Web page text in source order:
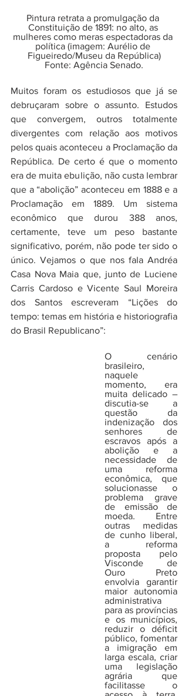
Pintura retrata a promulgação da
Constituição de 1891: no alto, as
mulheres como meras espectadoras da
política (imagem: Aurélio de
Figueiredo/Museu da República)
Fonte: Agência Senado.
Muitos foram os estudiosos que já se
debruçaram sobre o assunto. Estudos
que convergem, outros totalmente
divergentes com relação aos motivos
pelos quais aconteceu a Proclamação da
República. De certo é que o momento
era de muita ebulição, não custa lembrar
que a “abolição” aconteceu em 1888 e a
Proclamação em 1889. Um sistema
econômico que durou 388 anos,
certamente, teve um peso bastante
significativo, porém, não pode ter sido o
único. Vejamos o que nos fala Andréa
Casa Nova Maia que, junto de Luciene
Carris Cardoso e Vicente Saul Moreira
dos Santos escreveram “Lições do
tempo: temas em história e historiografia
do Brasil Republicano”:
O cenário
brasileiro,
naquele
momento, era
muita delicado –
discutia-se a
questão da
indenização dos
senhores de
escravos após a
abolição e a
necessidade de
uma reforma
econômica, que
solucionasse o
problema grave
de emissão de
moeda. Entre
outras medidas
de cunho liberal,
a reforma
proposta pelo
Visconde de
Ouro Preto
envolvia garantir
maior autonomia
administrativa
para as províncias
e os municípios,
reduzir o déficit
público, fomentar
a imigração em
larga escala, criar
uma legislação
agrária que
facilitasse o